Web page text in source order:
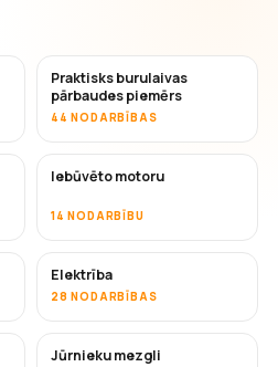
Praktisks burulaivas
pārbaudes piemērs
44 NODARBĪBAS
Iebūvēto motoru
14 NODARBĪBU
Elektrība
28 NODARBĪBAS
Jūrnieku mezgli